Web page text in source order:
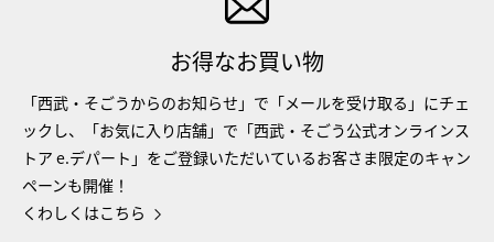
お得なお買い物
「西武・そごうからのお知らせ」で「メールを受け取る」にチェ
ックし、「お気に入り店舗」で「西武・そごう公式オンラインス
トア e.デパート」をご登録いただいているお客さま限定のキャン
ペーンも開催！
くわしくはこちら